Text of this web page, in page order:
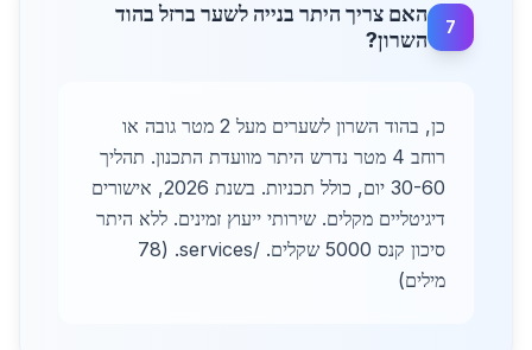
7
האם צריך היתר בנייה לשער ברזל בהוד
השרון?
כן, בהוד השרון לשערים מעל 2 מטר גובה או
רוחב 4 מטר נדרש היתר מוועדת התכנון. תהליך
30-60 יום, כולל תכניות. בשנת 2026, אישורים
דיגיטליים מקלים. שירותי ייעוץ זמינים. ללא היתר
סיכון קנס 5000 שקלים. /services. (78
מילים)